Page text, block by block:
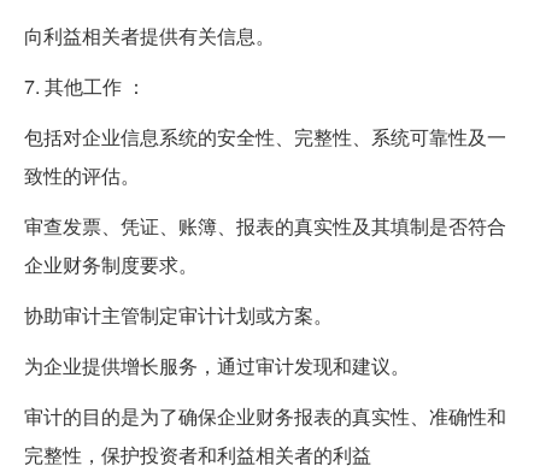
向利益相关者提供有关信息。
7. 其他工作 ：
包括对企业信息系统的安全性、完整性、系统可靠性及一
致性的评估。
审查发票、凭证、账簿、报表的真实性及其填制是否符合
企业财务制度要求。
协助审计主管制定审计计划或方案。
为企业提供增长服务，通过审计发现和建议。
审计的目的是为了确保企业财务报表的真实性、准确性和
完整性，保护投资者和利益相关者的利益